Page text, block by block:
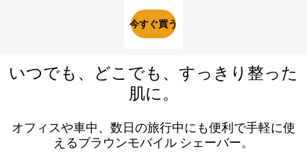
今すぐ買う
いつでも、どこでも、すっきり整った
肌に。
オフィスや車中、数日の旅行中にも便利で手軽に使
えるブラウンモバイル シェーバー。